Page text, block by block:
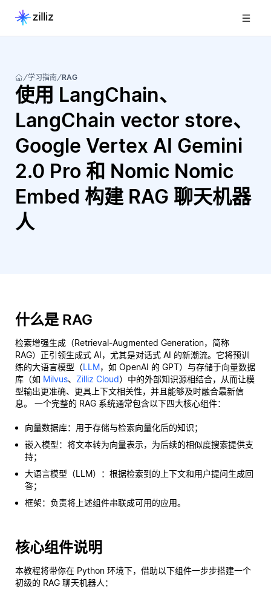
学习指南 RAG
使用 LangChain、
LangChain vector store、
Google Vertex AI Gemini
2.0 Pro 和 Nomic Nomic
Embed 构建 RAG 聊天机器
人
什么是 RAG
检索增强生成（Retrieval-Augmented Generation，简称
RAG）正引领生成式 AI，尤其是对话式 AI 的新潮流。它将预训
练的大语言模型（LLM，如 OpenAI 的 GPT）与存储于向量数据
库（如 Milvus、 Zilliz Cloud）中的外部知识源相结合，从而让模
型输出更准确、更具上下文相关性，并且能够及时融合最新信
息。 一个完整的 RAG 系统通常包含以下四大核心组件：
向量数据库：用于存储与检索向量化后的知识；
嵌入模型：将文本转为向量表示，为后续的相似度搜索提供支
持；
大语言模型（LLM）：根据检索到的上下文和用户提问生成回
答；
框架：负责将上述组件串联成可用的应用。
核心组件说明
本教程将带你在 Python 环境下，借助以下组件一步步搭建一个
初级的 RAG 聊天机器人：